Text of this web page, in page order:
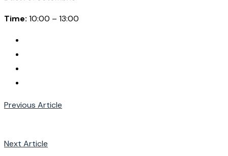
Time: 10:00 – 13:00
Previous Article
Next Article